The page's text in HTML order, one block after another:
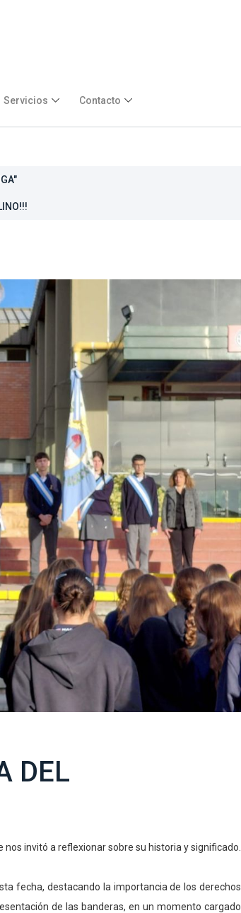
Servicios Contacto
DEL
invitó a reflexionar sobre su historia y significado.
fecha, destacando la importancia de los derechos
de las banderas, en un momento cargado